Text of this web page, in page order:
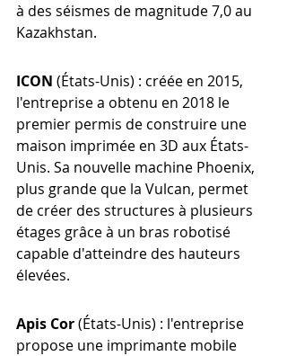
à des séismes de magnitude 7,0 au
Kazakhstan.
ICON (États-Unis) : créée en 2015,
l'entreprise a obtenu en 2018 le
premier permis de construire une
maison imprimée en 3D aux États-
Unis. Sa nouvelle machine Phoenix,
plus grande que la Vulcan, permet
de créer des structures à plusieurs
étages grâce à un bras robotisé
capable d'atteindre des hauteurs
élevées.
Apis Cor (États-Unis) : l'entreprise
propose une imprimante mobile